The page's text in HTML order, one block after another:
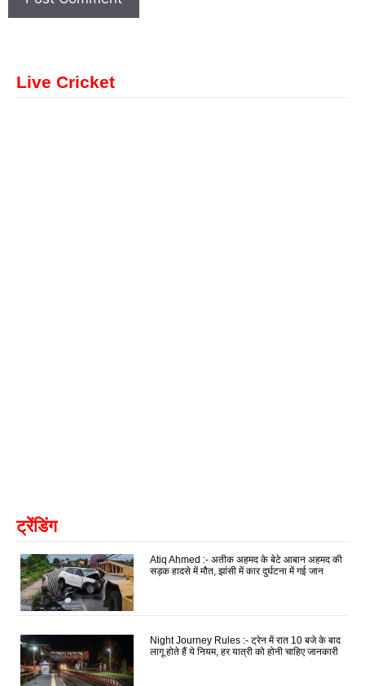
Live Cricket
ट्रेंडिंग
Atiq Ahmed :- अतीक अहमद के बेटे आबान अहमद की
सड़क हादसे में मौत, झांसी में कार दुर्घटना में गई जान
Night Journey Rules :- ट्रेन में रात 10 बजे के बाद
लागू होते हैं ये नियम, हर यात्री को होनी चाहिए जानकारी